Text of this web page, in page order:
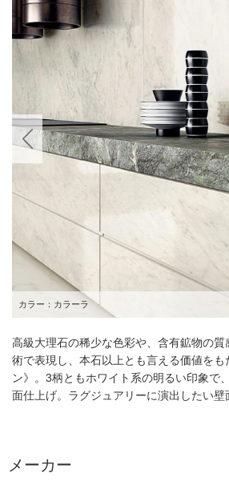
カラー：カラーラ
高級大理石の稀少な色彩や、含有鉱物の
術で表現し、本石以上とも言える価値をも
ン》。3柄ともホワイト系の明るい印象で
面仕上げ。ラグジュアリーに演出したい壁
メーカー